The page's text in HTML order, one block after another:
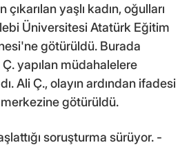
yaşlı kadın, oğulları
Üniversitesi Atatürk Eğitim
götürüldü. Burada
Ç. yapılan müdahalelere
Ali Ç., olayın ardından ifadesi
götürüldü.
soruşturma sürüyor. -